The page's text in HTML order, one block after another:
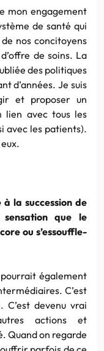
mon engagement
de santé qui
nos concitoyens
de soins. La
des politiques
d’années. Je suis
et proposer un
lien avec tous les
avec les patients).
la succession de
que le
ou s’essouffle-
pourrait également
C’est
C’est devenu vrai
actions et
Quand on regarde